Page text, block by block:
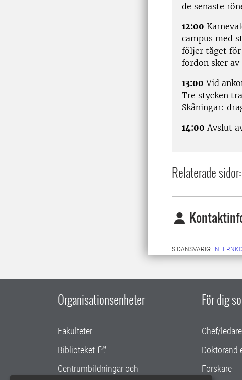
de senaste
12:00
campus med
följer tåget för
fordon sker av
13:00 Vid
Tre stycken
Skåningar:
14:00 Avslut
Relaterade sidor:
SIDANSVARIG:
Organisationsenheter
Fakulteter
Biblioteket
Centrumbildningar och
För dig
Chef/ledare
Doktorand
Forskare